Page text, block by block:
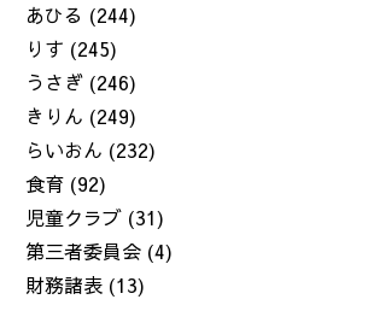
あひる (244)
りす (245)
うさぎ (246)
きりん (249)
らいおん (232)
食育 (92)
児童クラブ (31)
第三者委員会 (4)
財務諸表 (13)